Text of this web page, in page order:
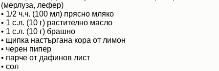
(мерлуза, лефер)
• 1/2 ч.ч. (100 мл) прясно мляко
• 1 с.л. (10 г) растително масло
• 1 с.л. (10 г) брашно
• щипка настъргана кора от лимон
• черен пипер
• парче от дафинов лист
• сол